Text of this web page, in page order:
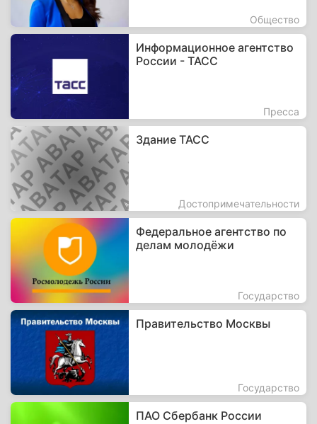
Общество
Информационное агентство
России - ТАСС
Пресса
Здание ТАСС
Достопримечательности
Федеральное агентство по
делам молодёжи
Государство
Правительство Москвы
Государство
ПАО Сбербанк России